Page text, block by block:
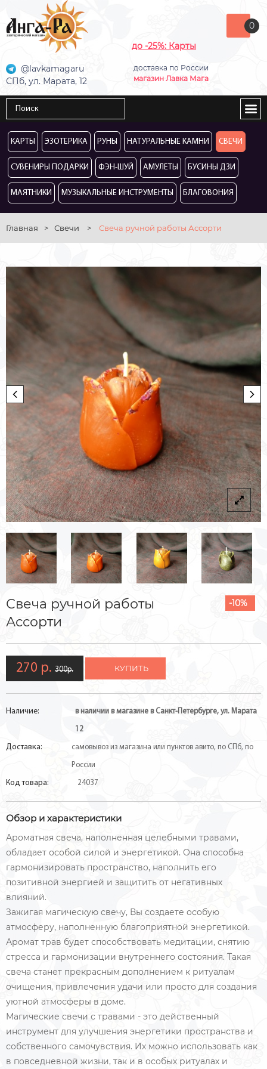
до -25%: Карты
доставка по России
магазин Лавка Мага
@lavkamagaru
СПб, ул. Марата, 12
0
КАРТЫ ЭЗОТЕРИКА РУНЫ НАТУРАЛЬНЫЕ КАМНИ СВЕЧИ
СУВЕНИРЫ ПОДАРКИ ФЭН-ШУЙ АМУЛЕТЫ БУСИНЫ ДЗИ
МАЯТНИКИ МУЗЫКАЛЬНЫЕ ИНСТРУМЕНТЫ БЛАГОВОНИЯ
Главная > Свечи > Свеча ручной работы Ассорти
-10%
Свеча ручной работы
Ассорти
270 р. 300р. КУПИТЬ
Наличие: в наличии в магазине в Санкт-Петербурге, ул. Марата
12
Доставка: самовывоз из магазина или пунктов авито, по СПб, по
России
Код товара: 24037
Обзор и характеристики
Ароматная свеча, наполненная целебными травами,
обладает особой силой и энергетикой. Она способна
гармонизировать пространство, наполнить его
позитивной энергией и защитить от негативных
влияний.
Зажигая магическую свечу, Вы создаете особую
атмосферу, наполненную благоприятной энергетикой.
Аромат трав будет способствовать медитации, снятию
стресса и гармонизации внутреннего состояния. Такая
свеча станет прекрасным дополнением к ритуалам
очищения, привлечения удачи или просто для создания
уютной атмосферы в доме.
Магические свечи с травами - это действенный
инструмент для улучшения энергетики пространства и
собственного самочувствия. Их можно использовать как
в повседневной жизни, так и в особых ритуалах и